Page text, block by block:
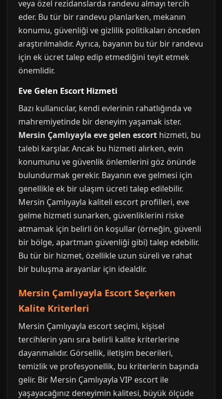
veya özel rezidanslarda randevu almayı tercih
eder. Bu tür bir randevu planlarken, mekanın
konumu, güvenliği ve gizlilik politikaları önceden
araştırılmalıdır. Ayrıca, bayanın bu tür bir randevu
için ek ücret talep edip etmediğini teyit etmek
önemlidir.
Eve Gelen Escort Hizmeti
Bazı kullanıcılar, kendi evlerinin rahatlığında ve
mahremiyetinde bir deneyim yaşamak ister.
Mersin Çamlıyayla eve gelen escort hizmeti, bu
talebi karşılar. Ancak bu hizmeti alırken, evin
konumunu ve güvenlik önlemlerini göz önünde
bulundurmak gerekir. Bayanın eve gelmesi için
genellikle ek bir ulaşım ücreti talep edilebilir.
Mersin Çamlıyayla kaliteli escort profilleri, eve
gelme hizmeti sunarken, güvenliklerini riske
atmamak için belirli ön koşullar (örneğin, güvenli
bir bölge, apartman güvenliği gibi) talep edebilir.
Bu tür bir hizmet, özellikle uzun süreli ve rahat
bir buluşma arayanlar için idealdir.
Mersin Çamlıyayla Escort Seçerken
Kalite Kriterleri
Mersin Çamlıyayla escort seçimi, kişisel
tercihlerin yanı sıra belirli kalite kriterlerine
dayanmalıdır. Görsellik, iletişim becerileri,
temizlik ve profesyonellik, bu kriterlerin başında
gelir. Bir Mersin Çamlıyayla VIP escort ile
yaşayacağınız deneyimin kalitesi, büyük ölçüde